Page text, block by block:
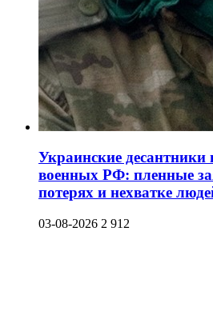
Украинские десантники
военных РФ: пленные
потерях и нехватке
03-08-2026 2 912